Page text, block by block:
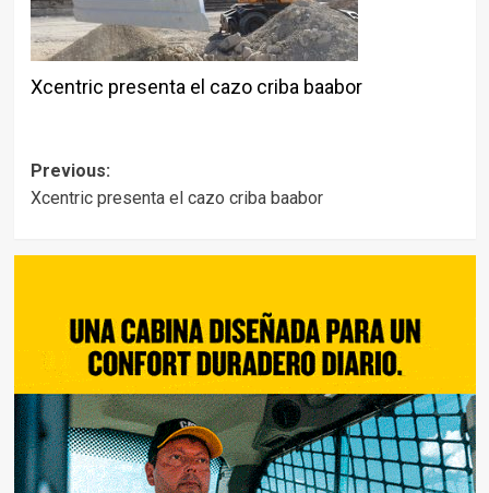
Xcentric presenta el cazo criba baabor
Post
navigation
Previous:
Xcentric presenta el cazo criba baabor